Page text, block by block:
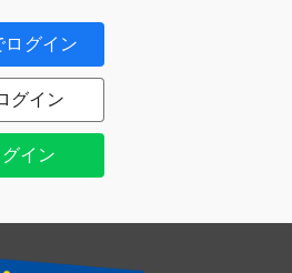
ログイン
グイン
イン